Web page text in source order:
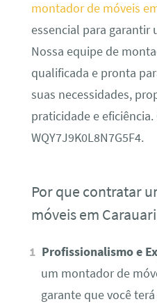
montador de móveis
essencial para
Nossa equipe de
qualificada e pronta
suas necessidades,
praticidade e eficiência.
WQY7J9K0L8N7G5F4.
Por que contratar
móveis em
Profissionalismo e
um montador de
garante que você